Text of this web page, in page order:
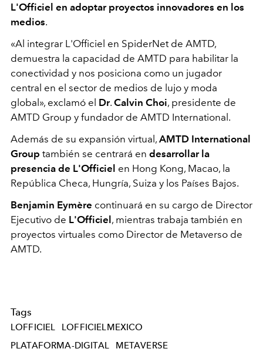
L'Officiel en adoptar proyectos innovadores en los
medios.
«Al integrar L'Officiel en SpiderNet de AMTD,
demuestra la capacidad de AMTD para habilitar la
conectividad y nos posiciona como un jugador
central en el sector de medios de lujo y moda
global», exclamó el Dr. Calvin Choi, presidente de
AMTD Group y fundador de AMTD International.
Además de su expansión virtual, AMTD International
Group también se centrará en desarrollar la
presencia de L'Officiel en Hong Kong, Macao, la
República Checa, Hungría, Suiza y los Países Bajos.
Benjamin Eymère continuará en su cargo de Director
Ejecutivo de L'Officiel, mientras trabaja también en
proyectos virtuales como Director de Metaverso de
AMTD.
Tags
LOFFICIEL
LOFFICIELMEXICO
PLATAFORMA-DIGITAL
METAVERSE